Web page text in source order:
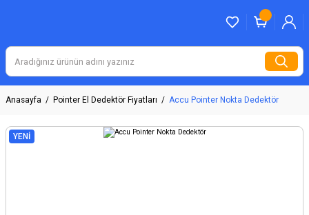
Anasayfa Pointer El Dedektör Fiyatları Accu Pointer Nokta Dedektör
YENİ